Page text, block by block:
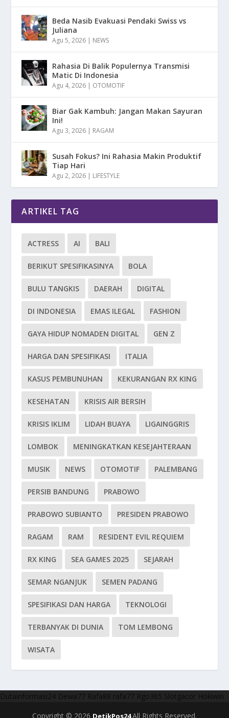
Beda Nasib Evakuasi Pendaki Swiss vs
Juliana
Agu 5, 2026 | NEWS
Rahasia Di Balik Populernya Transmisi
Matic Di Indonesia
Agu 4, 2026 | OTOMOTIF
Biar Gak Kambuh: Jangan Makan Sayuran
Ini!
Agu 3, 2026 | RAGAM
Susah Fokus? Ini Rahasia Makin Produktif
Tiap Hari
Agu 2, 2026 | LIFESTYLE
ARTIKEL TAG
ACTRESS AI BALI
BERIKUT SPESIFIKASINYA BOLA
BULU TANGKIS DAERAH DIGITAL
DI INDONESIA EMAS ILEGAL FASHION
GAYA HIDUP NOMADEN DIGITAL GEN Z
HARGA DAN SPESIFIKASI ITALIA
KASUS PEMBUNUHAN KEKURANGAN RX KING
KESEHATAN KRISIS AIR BERSIH
KRISIS IKLIM LIDAH BUAYA LIGAINGGRIS
LOMBOK MENINGKATKAN KESEJAHTERAAN
MUSIK NEWS OTOMOTIF PALEMBANG
PERSIB BANDUNG PRABOWO
PRABOWO SUBIANTO PRESIDEN PRABOWO
RAGAM RAM RESIDENT EVIL REQUIEM
RX KING SEA GAMES 2025 SEJARAH
SEMAR NGANJUK SEMEN PADANG
SPESIFIKASI DAN HARGA TEKNOLOGI
TERBANYAK DI DUNIA TOM LEMBONG
WISATA
Dutainformasi24 Dewa77 Rafa88 rafa77 Rgo365 Slotgacor Hokiwin
Copyright © 2026 DetikPos24All Rights Reserved.